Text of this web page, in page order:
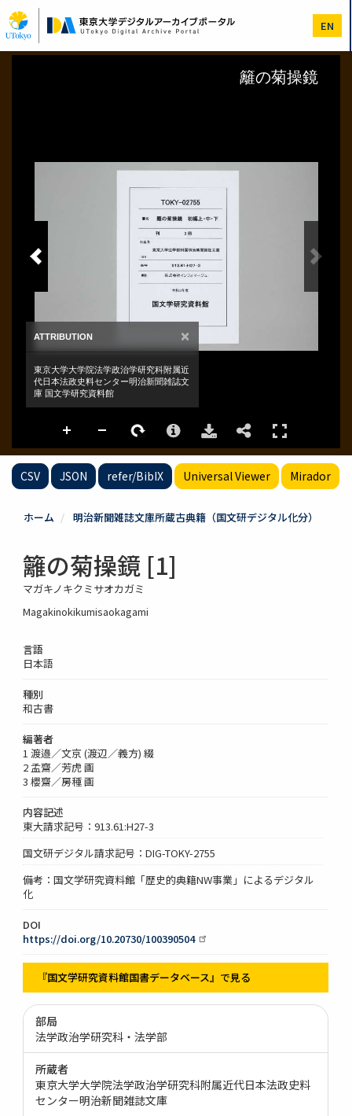
イ
ン
コ
EN
CSV JSON refer/BibIX Universal Viewer Mirador
ホーム 明治新聞雑誌文庫所蔵古典籍（国文研デジタル化分）
籬の菊操鏡 [1]
マガキノキクミサオカガミ
Magakinokikumisaokagami
言語
日本語
種別
和古書
編著者
1 渡邉／文京 (渡辺／義方) 綴
2 孟齋／芳虎 画
3 櫻齋／房種 画
内容記述
東大請求記号：913.61:H27-3
国文研デジタル請求記号：DIG-TOKY-2755
備考：国文学研究資料館「歴史的典籍NW事業」によるデジタル
化
DOI
https://doi.org/10.20730/100390504
『国文学研究資料館国書データベース』で見る
部局
法学政治学研究科・法学部
所蔵者
東京大学大学院法学政治学研究科附属近代日本法政史料
センター明治新聞雑誌文庫